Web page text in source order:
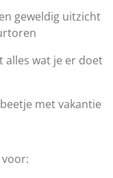
geweldig uitzicht
alles wat je er doet
met vakantie